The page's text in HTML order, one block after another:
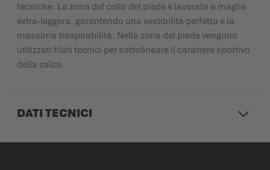
tecniche. La zona del collo del piede è lavorata a maglia
extra-leggera, garantendo una vestibilità perfetta e la
massima traspirabilità. Nella zona del piede vengono
utilizzati filati tecnici per sottolineare il carattere sportivo
della calza.
DATI TECNICI